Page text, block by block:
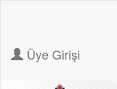
Üye Girişi